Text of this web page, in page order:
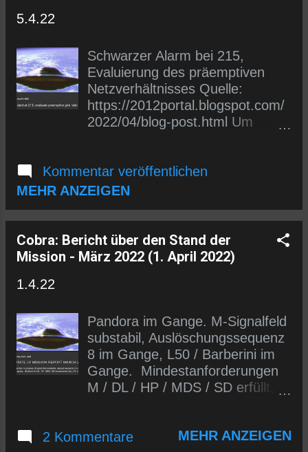
5.4.22
Schwarzer Alarm bei 215,
Evaluierung des präemptiven
Netzverhältnisses Quelle:
https://2012portal.blogspot.com/
2022/04/blog-post.html Um
werden, kannst du dich entweder
in den E-Mail-Verteiler (siehe
Telegram folgen.
https://t.me/wlmmgermancobrap
osts
Kommentar veröffentlichen
MEHR ANZEIGEN
Cobra: Bericht über den Stand der
Mission - März 2022 (1. April 2022)
1.4.22
Pandora im Gange. M-Signalfeld
substabil, Auslöschungssequenz
8 im Gange, L50 / Barberini im
Gange. Mindestanforderungen
M / DL / HP / MDS / SD erfüllt,
https://2012portal.blogspot.com/
2 Kommentare MEHR ANZEIGEN